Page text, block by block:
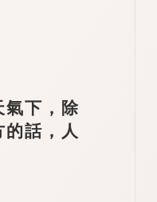
下，除
話，人